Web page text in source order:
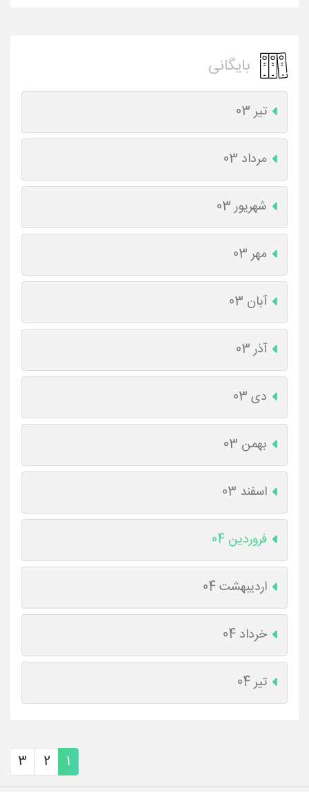
بایگانی
تیر 03
مرداد 03
شهریور 03
مهر 03
آبان 03
آذر 03
دی 03
بهمن 03
اسفند 03
فروردین 04
اردیبهشت 04
خرداد 04
تیر 04
1
2
3